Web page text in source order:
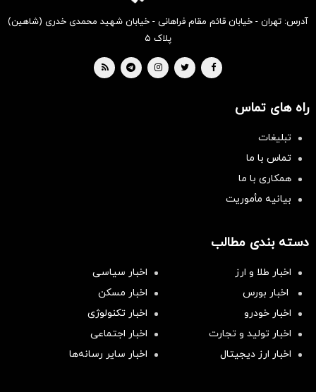
آدرس: تهران - خیابان قائم مقام فراهانی - خیابان شهید محمدی خدری (شاهین)
پلاک ۵
راه های تماس
تبلیغات
تماس با ما
همکاری با ما
بیانیه مأموریت
دسته بندی مطالب
اخبار طلا و ارز
اخبار سیاسی
اخبار بورس
اخبار مسکن
اخبار خودرو
اخبار تکنولوژی
اخبار تولید و تجارت
اخبار اجتماعی
اخبار ارز دیجیتال
اخبار سایر رسانه‌‌ها